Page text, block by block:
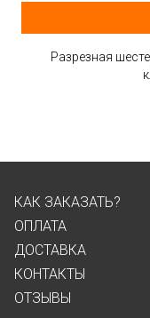
Разрезная
КАК ЗАКАЗАТЬ?
ОПЛАТА
ДОСТАВКА
КОНТАКТЫ
ОТЗЫВЫ